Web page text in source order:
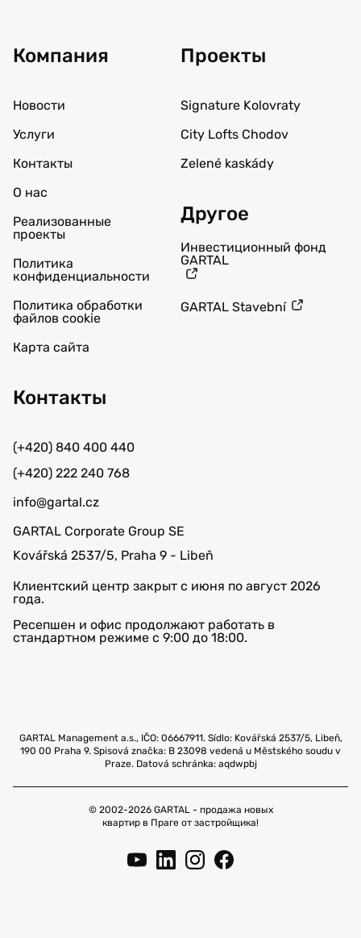
Компания
Новости
Услуги
Контакты
О нас
Реализованные
проекты
Политика
конфиденциальности
Политика обработки
файлов cookie
Карта сайта
Проекты
Signature Kolovraty
City Lofts Chodov
Zelené kaskády
Другое
Инвестиционный фонд
GARTAL
GARTAL Stavební
Контакты
(+420) 840 400 440
(+420) 222 240 768
info@gartal.cz
GARTAL Corporate Group SE
Kovářská 2537/5, Praha 9 - Libeň
Клиентский центр закрыт с июня по август 2026
года.
Ресепшен и офис продолжают работать в
стандартном режиме с 9:00 до 18:00.
GARTAL Management a.s., IČO: 06667911. Sídlo: Kovářská 2537/5, Libeň,
190 00 Praha 9. Spisová značka: B 23098 vedená u Městského soudu v
Praze. Datová schránka: aqdwpbj
© 2002-2026 GARTAL - продажа новых
квартир в Праге от застройщика!